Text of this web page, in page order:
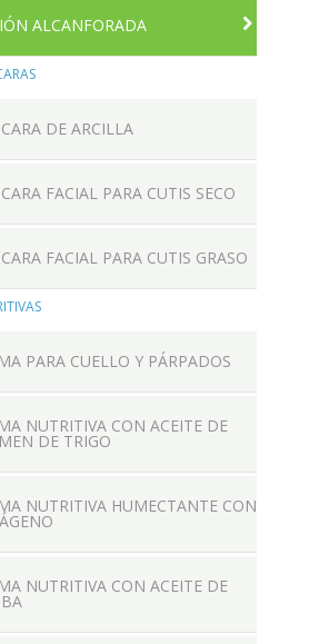
ALCANFORADA
DE ARCILLA
FACIAL PARA CUTIS SECO
FACIAL PARA CUTIS GRASO
PARA CUELLO Y PÁRPADOS
NUTRITIVA CON ACEITE DE
DE TRIGO
NUTRITIVA HUMECTANTE CON
NUTRITIVA CON ACEITE DE